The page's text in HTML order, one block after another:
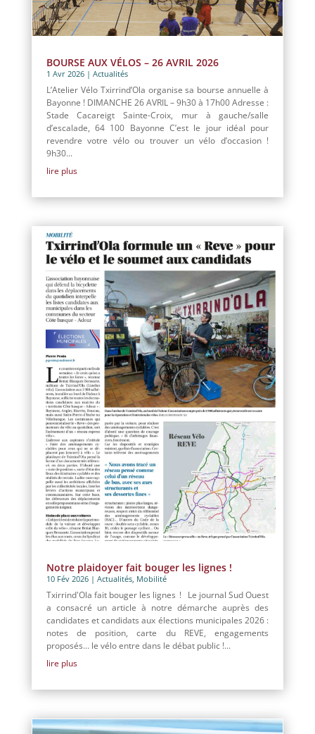
BOURSE AUX VÉLOS – 26 AVRIL 2026
1 Avr 2026| Actualités
L’Atelier Vélo Txirrind’Ola organise sa bourse annuelle à
Bayonne ! DIMANCHE 26 AVRIL – 9h30 à 17h00 Adresse :
Stade Cacareigt Sainte-Croix, mur à gauche/salle
d’escalade, 64 100 Bayonne C’est le jour idéal pour
revendre votre vélo ou trouver un vélo d’occasion !
9h30...
lire plus
Notre plaidoyer fait bouger les lignes !
10 Fév 2026| Actualités, Mobilité
Txirrind'Ola fait bouger les lignes ! Le journal Sud Ouest
a consacré un article à notre démarche auprès des
candidates et candidats aux élections municipales 2026 :
notes de position, carte du REVE, engagements
proposés… le vélo entre dans le débat public !...
lire plus